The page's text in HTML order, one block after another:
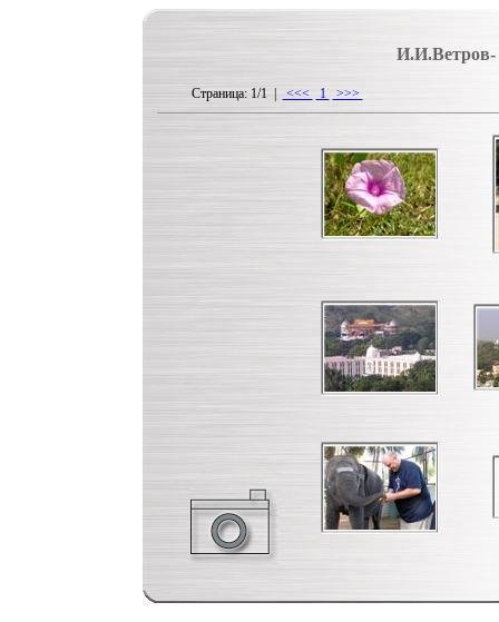
И.И.Ветров-
Страница: 1/1 | <<< 1 >>>